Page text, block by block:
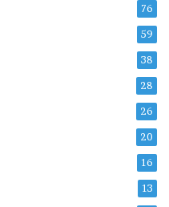
76
59
38
28
26
20
16
13